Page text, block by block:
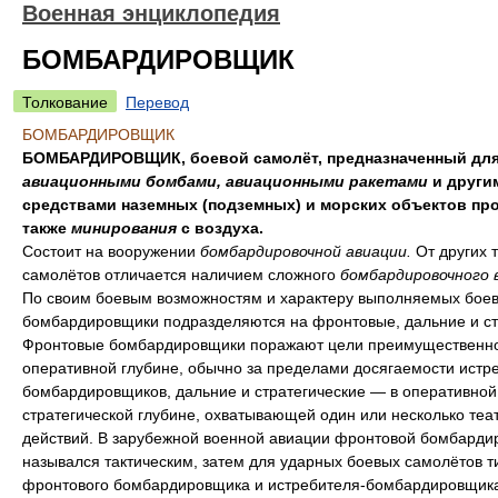
Военная энциклопедия
БОМБАРДИРОВЩИК
Толкование
Перевод
БОМБАРДИРОВЩИК
БОМБАРДИРОВЩИК, боевой самолёт, предназначенный
авиационными бомбами, авиационными ракетами и
средствами наземных (подземных) и морских объектов
также минирования с воздуха.
Состоит на вооружении бомбардировочной авиации. От других
самолётов отличается наличием сложного бомбардировочного
По своим боевым возможностям и характеру выполняемых
бомбардировщики подразделяются на фронтовые, дальние и
Фронтовые бомбардировщики поражают цели
оперативной глубине, обычно за пределами досягаемости
бомбардировщиков, дальние и стратегические — в
стратегической глубине, охватывающей один или несколько
действий. В зарубежной военной авиации фронтовой
назывался тактическим, затем для ударных боевых самолётов
фронтового бомбардировщика и истребителя-